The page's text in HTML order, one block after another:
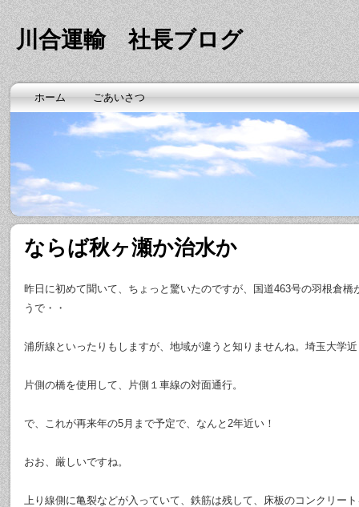
川合運輸 社長ブログ
ホーム ごあいさつ
ならば秋ヶ瀬か治水か
昨日に初めて聞いて、ちょっと驚いたのですが、国道463号の羽根倉
うで・・
浦所線といったりもしますが、地域が違うと知りませんね。埼玉大学
片側の橋を使用して、片側１車線の対面通行。
で、これが再来年の5月まで予定で、なんと2年近い！
おお、厳しいですね。
上り線側に亀裂などが入っていて、鉄筋は残して、床板のコンクリー